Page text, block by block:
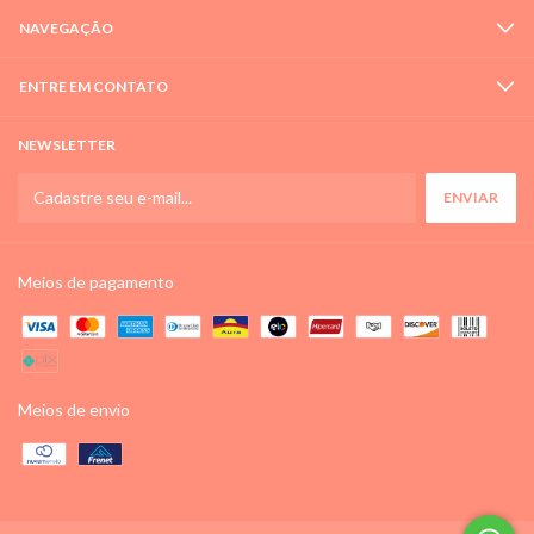
NAVEGAÇÃO
ENTRE EM CONTATO
NEWSLETTER
Meios de pagamento
Meios de envio